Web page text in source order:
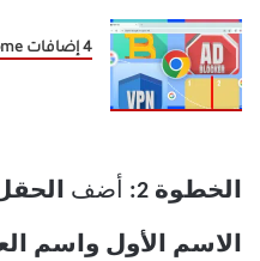
4 إضافات Chrome كانت آمنة ثم أصبحت برامج ضارة
الخطوة 2: أضف
الاسم الأول واسم